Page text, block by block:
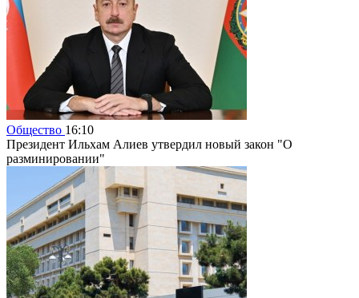
Общество 16:10
Президент Ильхам Алиев утвердил новый закон "О
разминировании"